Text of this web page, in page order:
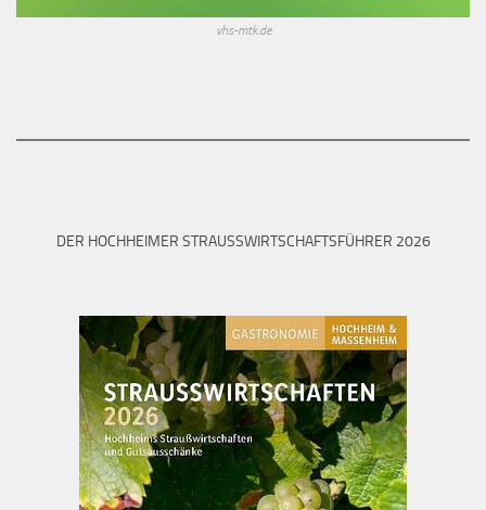
vhs-mtk.de
DER HOCHHEIMER STRAUSSWIRTSCHAFTSFÜHRER 2026